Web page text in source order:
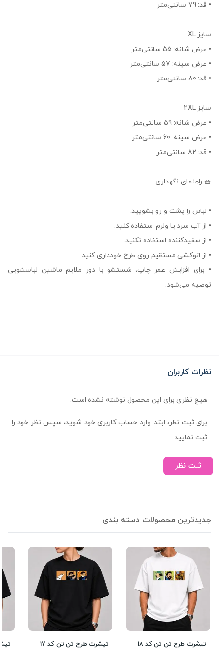
• قد: 79 سانتی‌متر
سایز XL
• عرض شانه: 55 سانتی‌متر
• عرض سینه: 57 سانتی‌متر
• قد: 80 سانتی‌متر
سایز 2XL
• عرض شانه: 59 سانتی‌متر
• عرض سینه: 60 سانتی‌متر
• قد: 82 سانتی‌متر
🧺 راهنمای نگهداری
• لباس را پشت و رو بشویید.
• از آب سرد یا ولرم استفاده کنید.
• از سفیدکننده استفاده نکنید.
• از اتوکشی مستقیم روی طرح خودداری کنید.
• برای افزایش عمر چاپ، شستشو با دور ملایم ماشین لباسشویی
توصیه می‌شود.
نظرات کاربران
هیچ نظری برای این محصول نوشته نشده است.
برای ثبت نظر، ابتدا وارد حساب کاربری خود شوید، سپس نظر خود را
ثبت نمایید.
ثبت نظر
جدیدترین محصولات دسته بندی
تیشرت طرح تن تن کد 18 تیشرت طرح تن تن کد 17